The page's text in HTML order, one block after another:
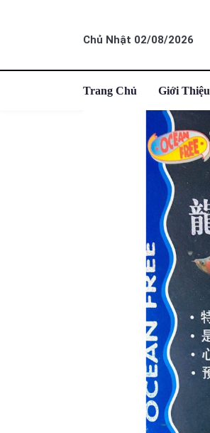
Chủ Nhật 02/08/2026
Trang Chủ Giới Thiệu